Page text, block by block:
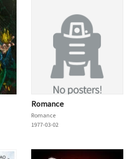
Romance
Romance
1977-03-02